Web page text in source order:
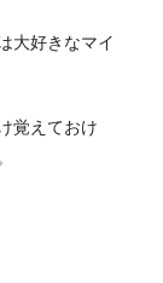
大好きなマイ
覚えておけ